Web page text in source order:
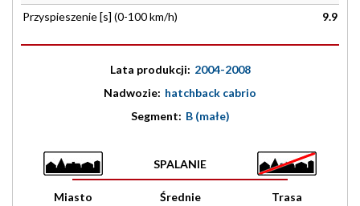
Przyspieszenie [s] (0-100 km/h)
9.9
Lata produkcji: 2004-2008
Nadwozie: hatchback cabrio
Segment: B (małe)
SPALANIE
Miasto Średnie Trasa